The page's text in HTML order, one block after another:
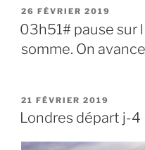
PUBLIÉ
LE
26 FÉVRIER 2019
03h51# pause sur
somme. On
PUBLIÉ
LE
21 FÉVRIER 2019
Londres départ j-4